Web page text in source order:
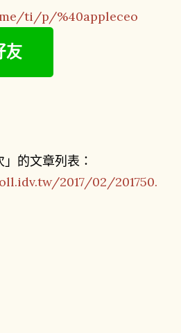
ti/p/%40appleceo
的文章列表：
2017/02/201750.